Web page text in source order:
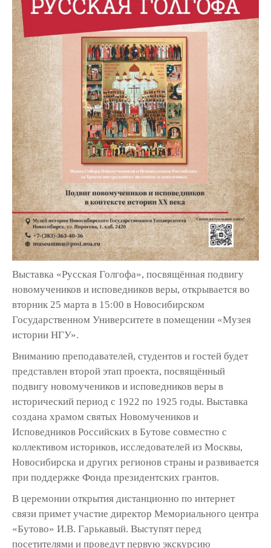
Выставка «Русская Голгофа», посвящённая подвигу
новомучеников и исповедников веры, открывается во
вторник 25 марта в 15:00 в Новосибирском
Государственном Университете в помещении «Музея
истории НГУ».
Вниманию преподавателей, студентов и гостей будет
представлен второй этап проекта, посвящённый
подвигу новомучеников и исповедников веры в
исторический период с 1922 по 1925 годы. Выставка
создана храмом святых Новомучеников и
Исповедников Российских в Бутове совместно с
коллективом историков, исследователей из Москвы,
Новосибирска и других регионов страны и развивается
при поддержке Фонда президентских грантов.
В церемонии открытия дистанционно по интернет
связи примет участие директор Мемориального центра
«Бутово» И.В. Гарькавый. Выступят перед
посетителями и проведут первую экскурсию